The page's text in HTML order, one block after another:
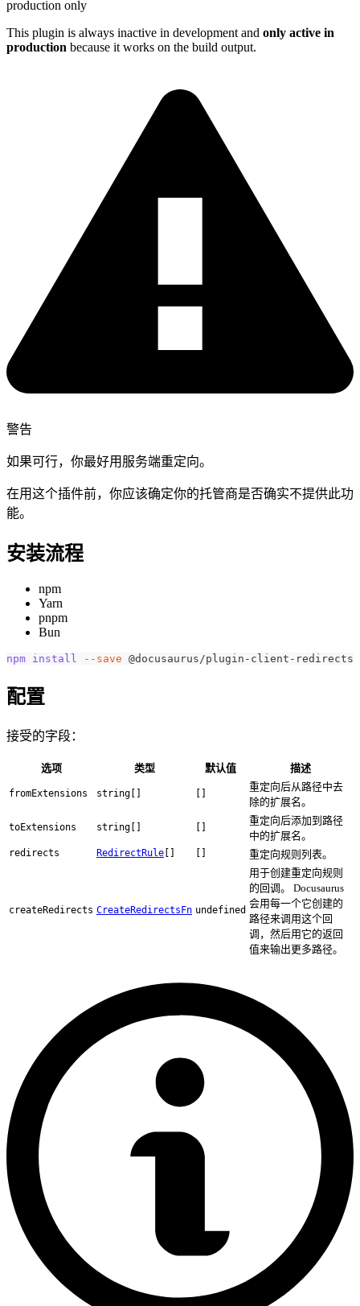
production only
This plugin is always inactive in development and only active in
production because it works on the build output.
警告
如果可行，你最好用服务端重定向。
在用这个插件前，你应该确定你的托管商是否确实不提供此功
能。
安装流程
npm
Yarn
pnpm
Bun
npm install --save @docusaurus/plugin-client-redirects
配置
接受的字段：
选项 类型 默认值 描述
fromExtensions string[] []
重定向后从路径中去
除的扩展名。
toExtensions string[] []
重定向后添加到路径
中的扩展名。
redirects RedirectRule [] [] 重定向规则列表。
createRedirects CreateRedirectsFn undefined
用于创建重定向规则
的回调。 Docusaurus
会用每一个它创建的
路径来调用这个回
调，然后用它的返回
值来输出更多路径。